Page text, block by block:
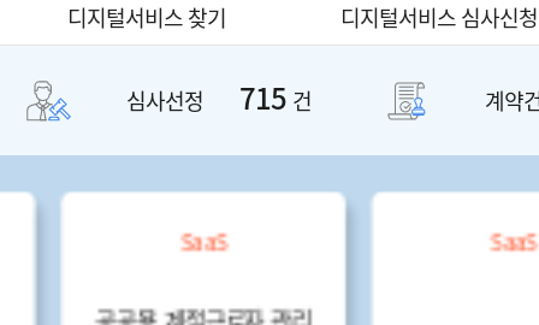
디지털서비스 찾기 디지털서비스 심사신청
심사선정 715 건 계약